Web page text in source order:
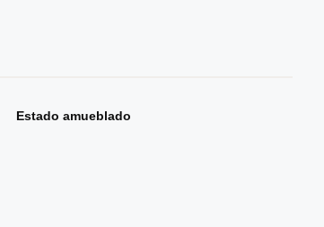
Estado amueblado